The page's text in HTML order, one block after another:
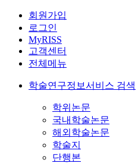
회원가입
로그인
MyRISS
고객센터
전체메뉴
학술연구정보서비스 검색
학위논문
국내학술논문
해외학술논문
학술지
단행본